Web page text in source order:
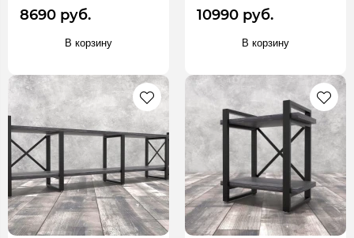
8690 руб.
В корзину
10990 руб.
В корзину